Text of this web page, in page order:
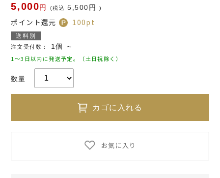
5,000円 (税込5,500円 )
ポイント還元 100pt
送料別
注文受付数：
1個 ～
1～3日以内に発送予定。（土日祝除く）
数量
カゴに入れる
お気に入り